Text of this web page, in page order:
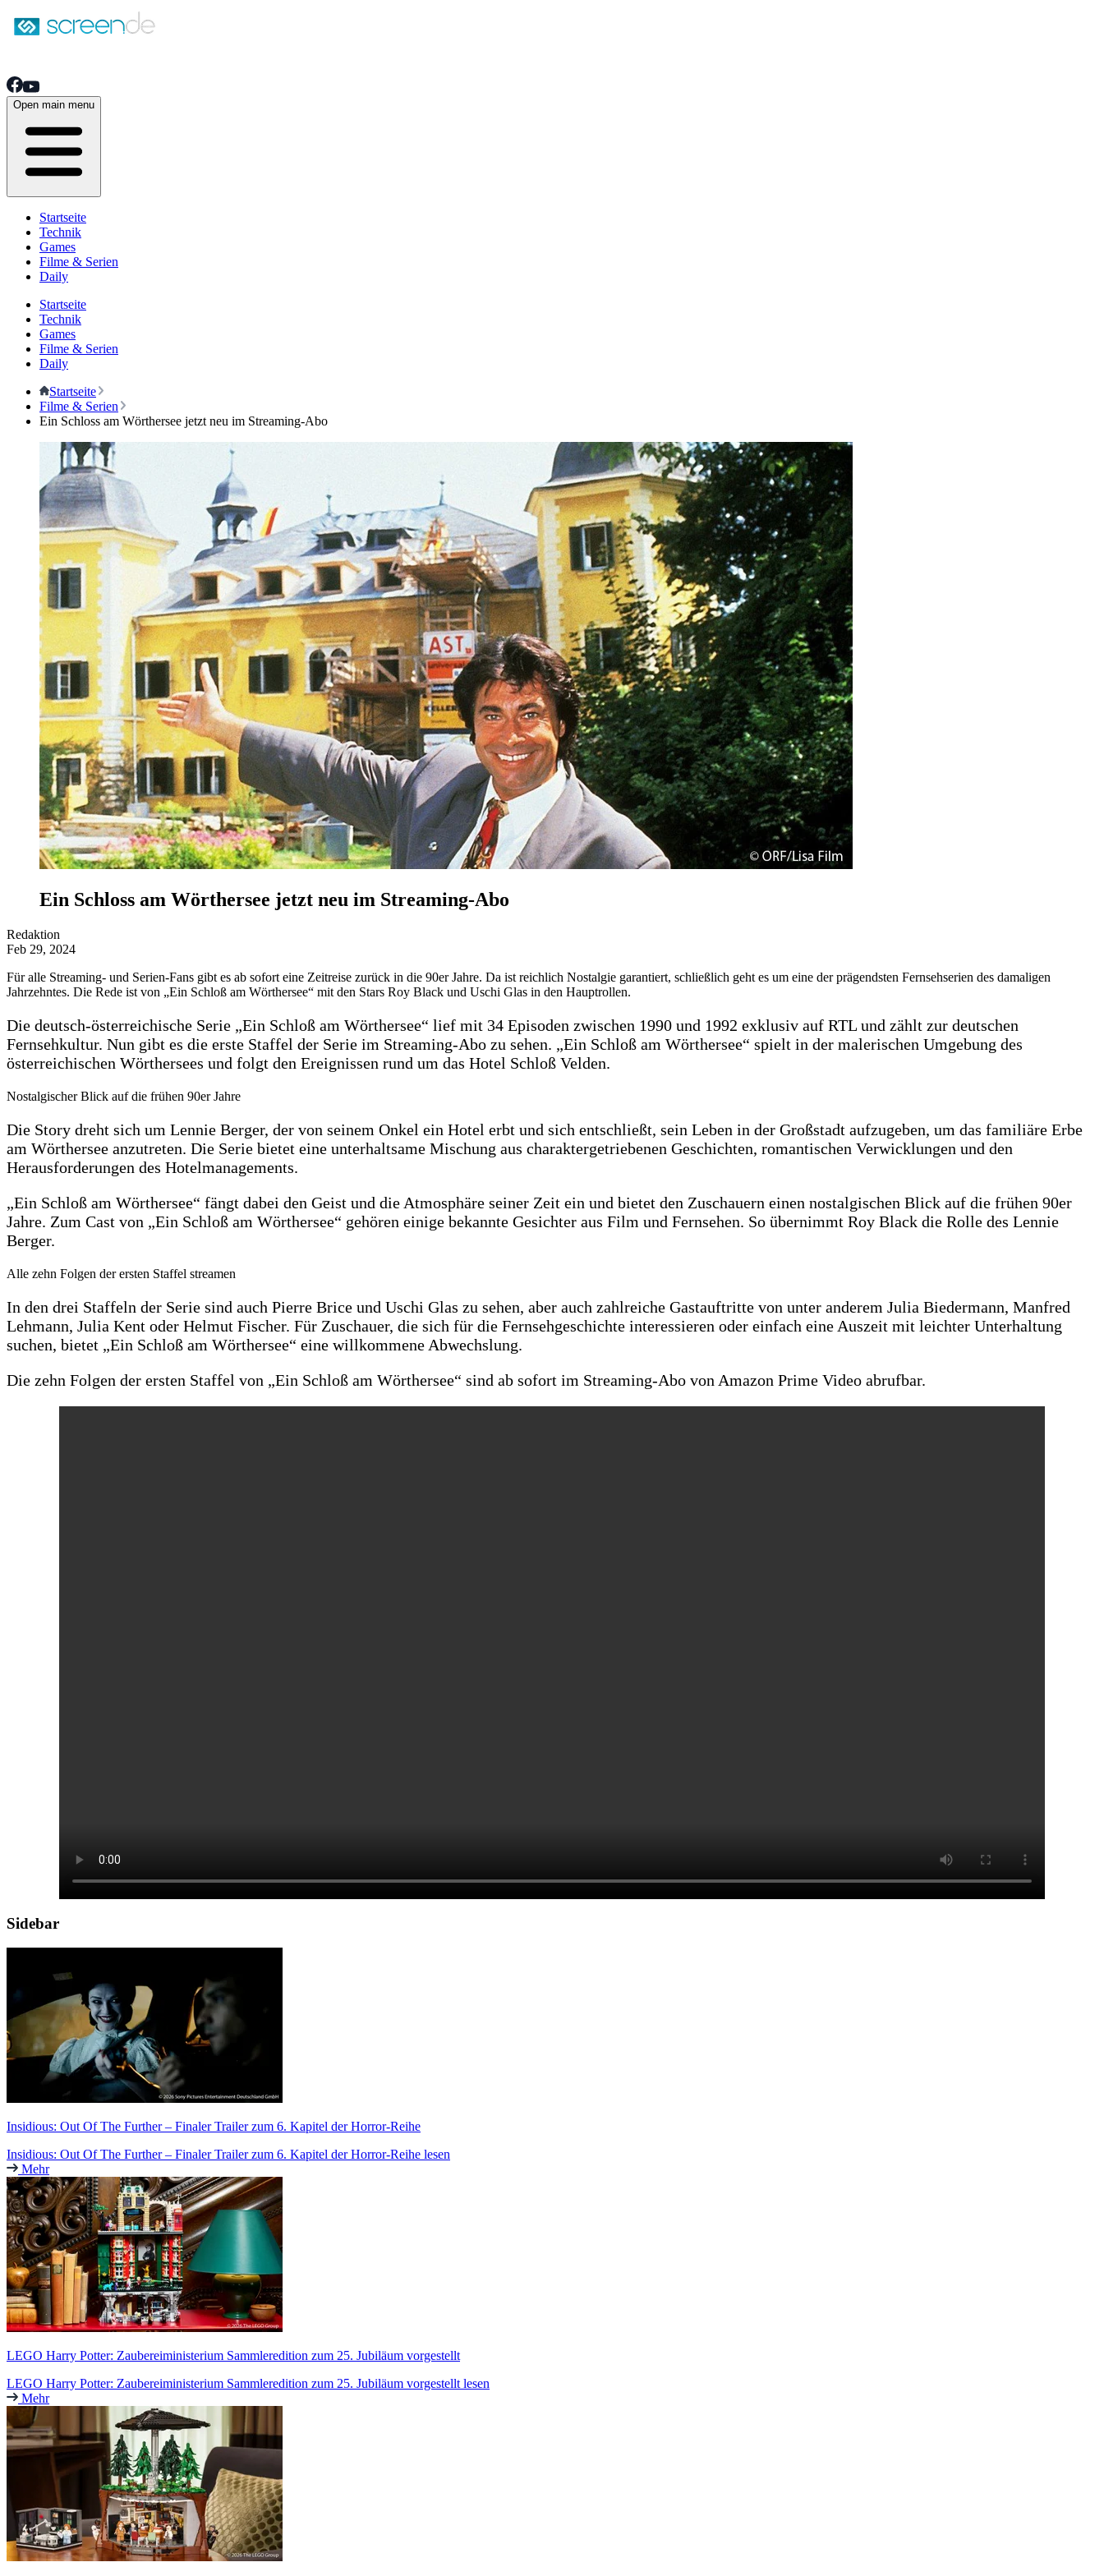
Open main menu
Startseite
Technik
Games
Filme & Serien
Daily
Startseite
Technik
Games
Filme & Serien
Daily
Startseite
Filme & Serien
Ein Schloss am Wörthersee jetzt neu im Streaming-Abo
Ein Schloss am Wörthersee jetzt neu im Streaming-Abo
Redaktion
Feb 29, 2024
Für alle Streaming- und Serien-Fans gibt es ab sofort eine Zeitreise zurück in die 90er Jahre. Da ist reichlich Nostalgie garantiert, schließlich geht es um eine der prägendsten Fernsehserien des damaligen
Jahrzehntes. Die Rede ist von „Ein Schloß am Wörthersee“ mit den Stars Roy Black und Uschi Glas in den Hauptrollen.
Die deutsch-österreichische Serie „Ein Schloß am Wörthersee“ lief mit 34 Episoden zwischen 1990 und 1992 exklusiv auf RTL und zählt zur deutschen
Fernsehkultur. Nun gibt es die erste Staffel der Serie im Streaming-Abo zu sehen. „Ein Schloß am Wörthersee“ spielt in der malerischen Umgebung des
österreichischen Wörthersees und folgt den Ereignissen rund um das Hotel Schloß Velden.
Nostalgischer Blick auf die frühen 90er Jahre
Die Story dreht sich um Lennie Berger, der von seinem Onkel ein Hotel erbt und sich entschließt, sein Leben in der Großstadt aufzugeben, um das familiäre Erbe
am Wörthersee anzutreten. Die Serie bietet eine unterhaltsame Mischung aus charaktergetriebenen Geschichten, romantischen Verwicklungen und den
Herausforderungen des Hotelmanagements.
„Ein Schloß am Wörthersee“ fängt dabei den Geist und die Atmosphäre seiner Zeit ein und bietet den Zuschauern einen nostalgischen Blick auf die frühen 90er
Jahre. Zum Cast von „Ein Schloß am Wörthersee“ gehören einige bekannte Gesichter aus Film und Fernsehen. So übernimmt Roy Black die Rolle des Lennie
Berger.
Alle zehn Folgen der ersten Staffel streamen
In den drei Staffeln der Serie sind auch Pierre Brice und Uschi Glas zu sehen, aber auch zahlreiche Gastauftritte von unter anderem Julia Biedermann, Manfred
Lehmann, Julia Kent oder Helmut Fischer. Für Zuschauer, die sich für die Fernsehgeschichte interessieren oder einfach eine Auszeit mit leichter Unterhaltung
suchen, bietet „Ein Schloß am Wörthersee“ eine willkommene Abwechslung.
Die zehn Folgen der ersten Staffel von „Ein Schloß am Wörthersee“ sind ab sofort im Streaming-Abo von Amazon Prime Video abrufbar.
Sidebar
Insidious: Out Of The Further – Finaler Trailer zum 6. Kapitel der Horror-Reihe
Insidious: Out Of The Further – Finaler Trailer zum 6. Kapitel der Horror-Reihe lesen
Mehr
LEGO Harry Potter: Zaubereiministerium Sammleredition zum 25. Jubiläum vorgestellt
LEGO Harry Potter: Zaubereiministerium Sammleredition zum 25. Jubiläum vorgestellt lesen
Mehr